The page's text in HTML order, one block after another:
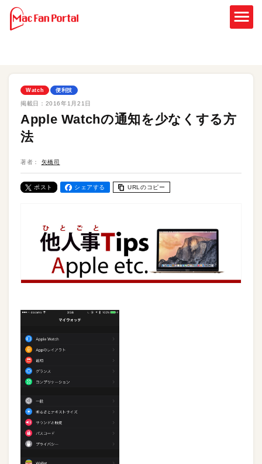
Watch 便利技
掲載日： 2016年1月21日
Apple Watchの通知を少なくする方
法
著者： 矢橋司
ポスト シェアする URLのコピー